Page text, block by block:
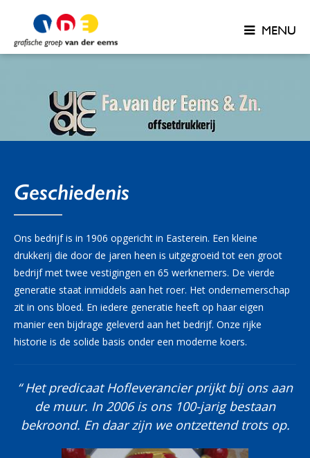
MENU
Geschiedenis
Ons bedrijf is in 1906 opgericht in Easterein. Een kleine
drukkerij die door de jaren heen is uitgegroeid tot een groot
bedrijf met twee vestigingen en 65 werknemers. De vierde
generatie staat inmiddels aan het roer. Het ondernemerschap
zit in ons bloed. En iedere generatie heeft op haar eigen
manier een bijdrage geleverd aan het bedrijf. Onze rijke
historie is de solide basis onder een moderne koers.
“ Het predicaat Hofleverancier prijkt bij ons aan
de muur. In 2006 is ons 100-jarig bestaan
bekroond. En daar zijn we ontzettend trots op.